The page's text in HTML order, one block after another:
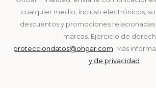
cualquier medio, incluso electrónicos,
descuentos y promociones relacionadas
marcas. Ejercicio de
protecciondatos@ohgar.com. Más
y de privacidad